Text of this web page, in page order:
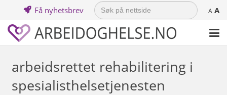
Få nyhetsbrev
Search
for: A A
arbeidsrettet rehabilitering i
spesialisthelsetjenesten